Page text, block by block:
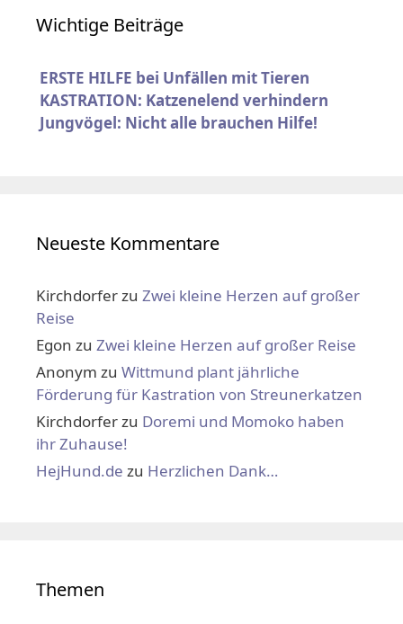
Wichtige Beiträge
ERSTE HILFE bei Unfällen mit Tieren
KASTRATION: Katzenelend verhindern
Jungvögel: Nicht alle brauchen Hilfe!
Neueste Kommentare
Kirchdorferzu Zwei kleine Herzen auf großer
Reise
Egon zu Zwei kleine Herzen auf großer Reise
Anonym zu Wittmund plant jährliche
Förderung für Kastration von Streunerkatzen
Kirchdorferzu Doremi und Momoko haben
ihr Zuhause!
HejHund.de zu Herzlichen Dank…
Themen